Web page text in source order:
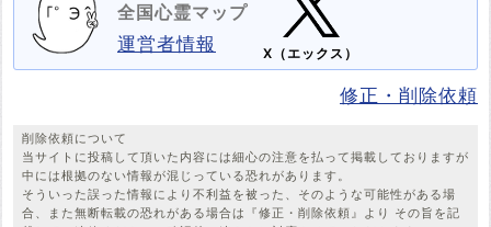
全国心霊マップ
運営者情報
X（エックス）
修正・削除依頼
削除依頼について
当サイトに投稿して頂いた内容には細心の注意を払って掲載しておりますが
中には根拠のない情報が混じっている恐れがあります。
そういった誤った情報により不利益を被った、そのような可能性がある場
合、また無断転載の恐れがある場合は『修正・削除依頼』より その旨を記